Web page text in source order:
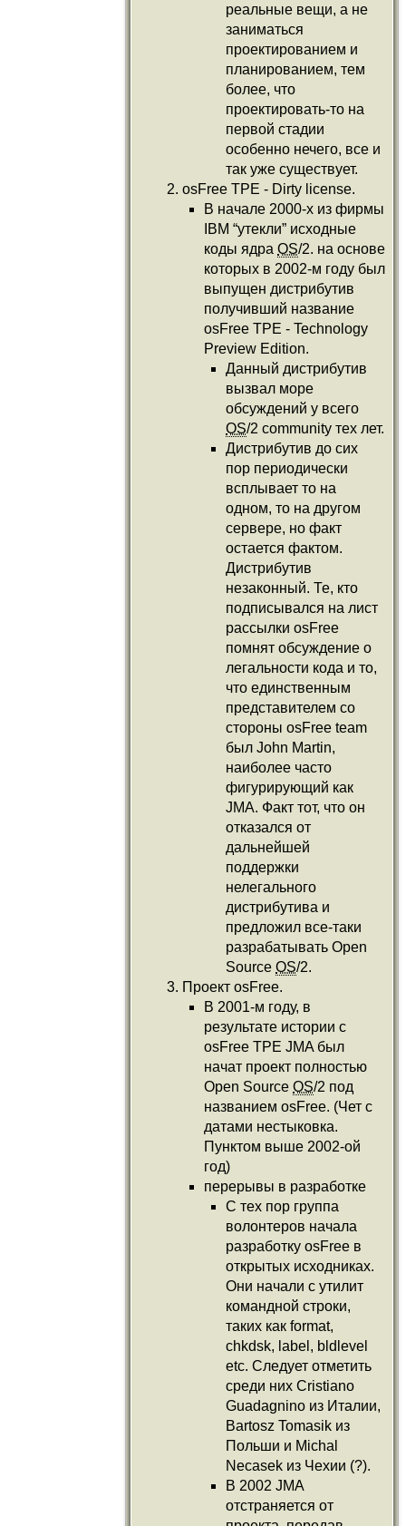
реальные вещи, а не
заниматься
проектированием и
планированием, тем
более, что
проектировать-то на
первой стадии
особенно нечего, все и
так уже существует.
osFree TPE - Dirty license.
В начале 2000-х из фирмы
IBM “утекли” исходные
коды ядра OS/2. на основе
которых в 2002-м году был
выпущен дистрибутив
получивший название
osFree TPE - Technology
Preview Edition.
Данный дистрибутив
вызвал море
обсуждений у всего
OS/2 community тех лет.
Дистрибутив до сих
пор периодически
всплывает то на
одном, то на другом
сервере, но факт
остается фактом.
Дистрибутив
незаконный. Те, кто
подписывался на лист
рассылки osFree
помнят обсуждение о
легальности кода и то,
что единственным
представителем со
стороны osFree team
был John Martin,
наиболее часто
фигурирующий как
JMA. Факт тот, что он
отказался от
дальнейшей
поддержки
нелегального
дистрибутива и
предложил все-таки
разрабатывать Open
Source OS/2.
Проект osFree.
В 2001-м году, в
результате истории с
osFree TPE JMA был
начат проект полностью
Open Source OS/2 под
названием osFree. (Чет с
датами нестыковка.
Пунктом выше 2002-ой
год)
перерывы в разработке
С тех пор группа
волонтеров начала
разработку osFree в
открытых исходниках.
Они начали с утилит
командной строки,
таких как format,
chkdsk, label, bldlevel
etc. Следует отметить
среди них Cristiano
Guadagnino из Италии,
Bartosz Tomasik из
Польши и Michal
Necasek из Чехии (?).
В 2002 JMA
отстраняется от